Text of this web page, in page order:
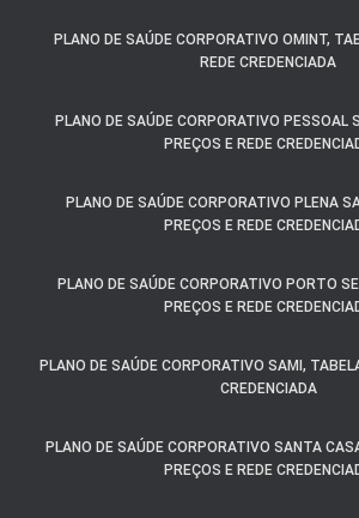
PLANO DE SAÚDE CORPORATIVO OMINT,
REDE CREDENCIADA
PLANO DE SAÚDE CORPORATIVO PESSOAL
PREÇOS E REDE
PLANO DE SAÚDE CORPORATIVO PLENA
PREÇOS E REDE
PLANO DE SAÚDE CORPORATIVO PORTO
PREÇOS E REDE
PLANO DE SAÚDE CORPORATIVO SAMI,
CREDENCIADA
PLANO DE SAÚDE CORPORATIVO SANTA
PREÇOS E REDE